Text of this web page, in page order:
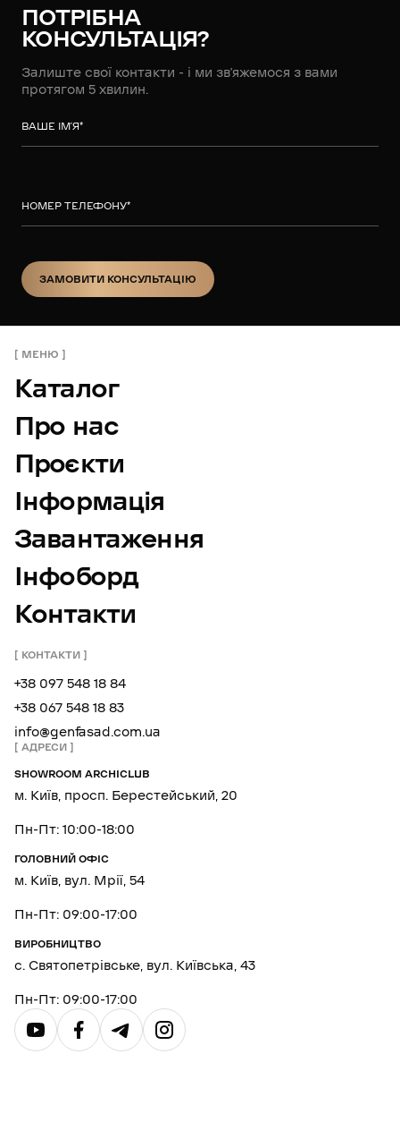
ПОТРІБНА
КОНСУЛЬТАЦІЯ?
Залиште свої контакти - і ми зв’яжемося з вами
протягом 5 хвилин.
ВАШЕ ІМ’Я*
НОМЕР ТЕЛЕФОНУ*
ЗАМОВИТИ КОНСУЛЬТАЦІЮ
МЕНЮ
Каталог
Про нас
Проєкти
Інформація
Завантаження
Інфоборд
Контакти
КОНТАКТИ
+38 097 548 18 84
+38 067 548 18 83
info@genfasad.com.ua
АДРЕСИ
SHOWROOM ARCHICLUB
м. Київ, просп. Берестейський, 20
Пн-Пт: 10:00-18:00
ГОЛОВНИЙ ОФІС
м. Київ, вул. Мрії, 54
Пн-Пт: 09:00-17:00
ВИРОБНИЦТВО
с. Святопетрівське, вул. Київська, 43
Пн-Пт: 09:00-17:00